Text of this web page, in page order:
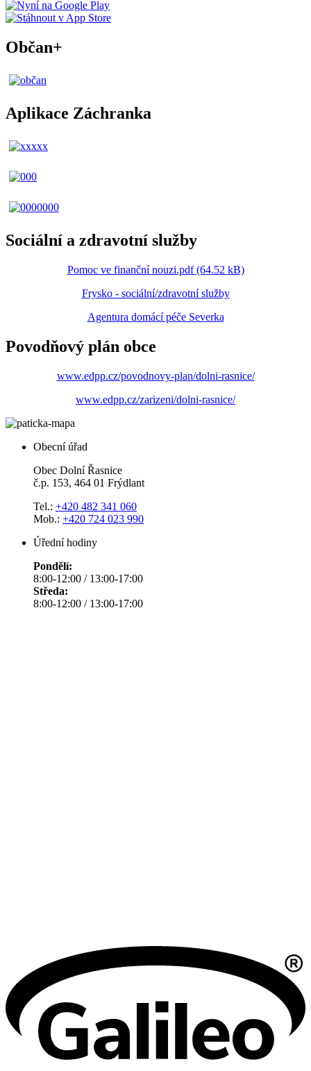
Občan+
Aplikace Záchranka
Sociální a zdravotní služby
Pomoc ve finanční nouzi.pdf (64.52 kB)
Frysko - sociální/zdravotní služby
Agentura domácí péče Severka
Povodňový plán obce
www.edpp.cz/povodnovy-plan/dolni-rasnice/
www.edpp.cz/zarizeni/dolni-rasnice/
Obecní úřad
Obec Dolní Řasnice
č.p. 153, 464 01 Frýdlant
Tel.: +420 482 341 060
Mob.: +420 724 023 990
Úřední hodiny
Pondělí:
8:00-12:00 / 13:00-17:00
Středa:
8:00-12:00 / 13:00-17:00